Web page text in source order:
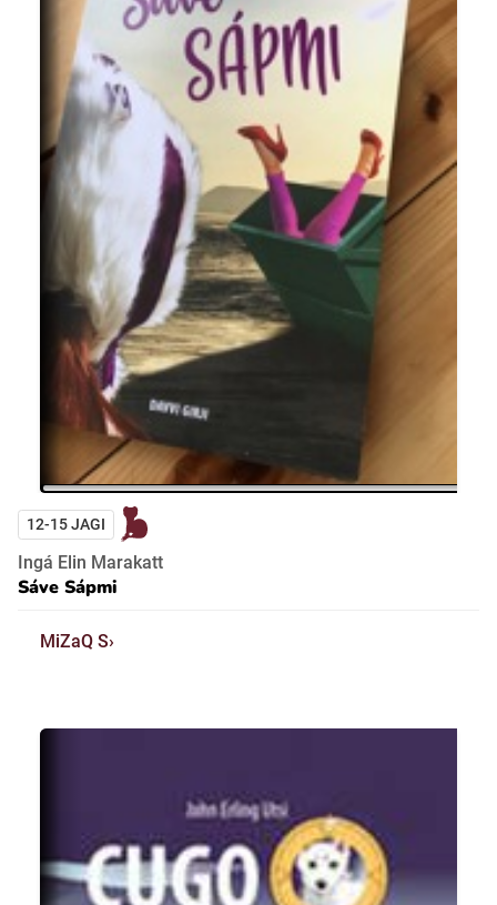
12-15 JAGI
Ingá Elin Marakatt
Sáve Sápmi
MiZaQ S